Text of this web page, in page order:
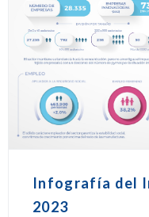
Infografía del
2023